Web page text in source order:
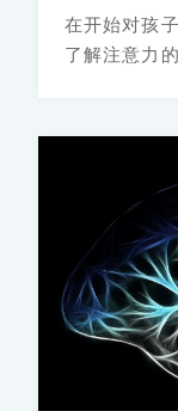
在开始对孩
了解注意力的